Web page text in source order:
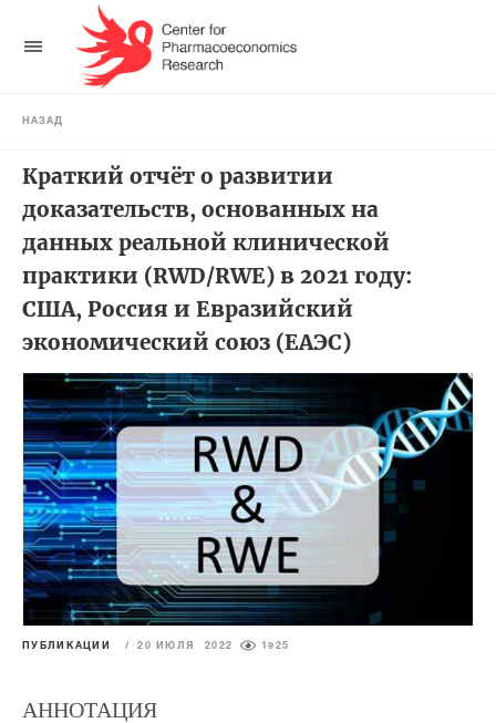
НАЗАД
Краткий отчёт о развитии
доказательств, основанных на
данных реальной клинической
практики (RWD/RWE) в 2021 году:
США, Россия и Евразийский
экономический союз (ЕАЭС)
ПУБЛИКАЦИИ / 20 ИЮЛЯ 2022 1925
АННОТАЦИЯ